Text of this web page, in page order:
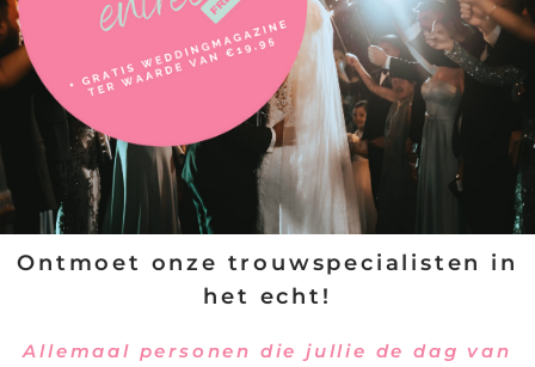
Ontmoet onze trouwspecialisten in
het echt!
Allemaal personen die jullie de dag van